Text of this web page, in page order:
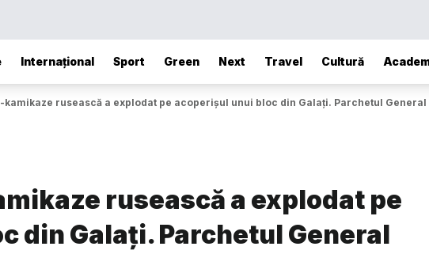
Internațional Sport Green Next Travel Cultură
kamikaze rusească a explodat pe acoperișul unui bloc din Galați. Parchetul
rusească a explodat pe
din Galați. Parchetul General